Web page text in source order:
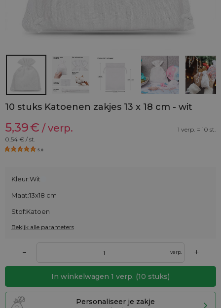
10 stuks Katoenen zakjes 13 x 18 cm - wit
5,39€ / verp.
1 verp. = 10 st.
0,54 € / st.
5.0
Kleur:Wit
Maat:13x18 cm
Stof:Katoen
Bekijk alle parameters
– verp. +
In winkelwagen 1 verp. (10 stuks)
Personaliseer je zakje